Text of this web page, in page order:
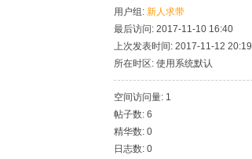
用户组: 新人求带
最后访问: 2017-11-10 16:40
上次发表时间: 2017-11-12 20:19
所在时区: 使用系统默认
空间访问量: 1
帖子数: 6
精华数: 0
日志数: 0